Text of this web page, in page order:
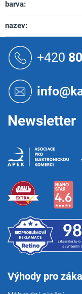
barva:
nazev:
+420
Newsletter
Výhody pro